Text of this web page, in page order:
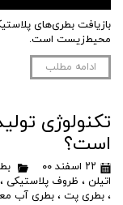
بازیافت بطری‌های
محیط‌زیست است.
ادامه مطلب
تکنولوژی
است؟
۲۲ اسفند ۰۰
اتیلن ، ظروف پلاستیکی ،
، بطری پت ، بطری آب